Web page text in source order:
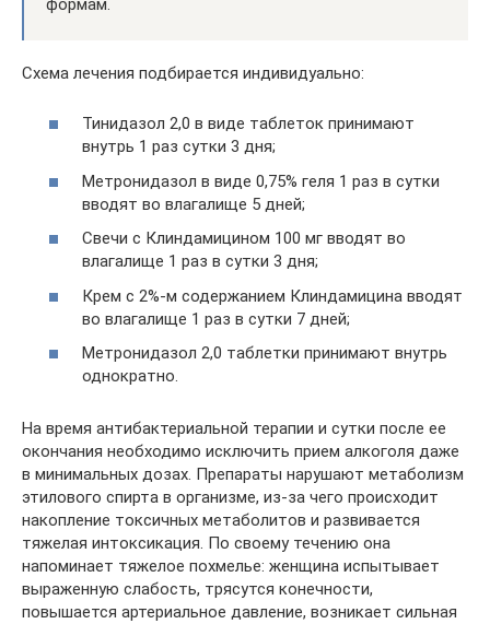
формам.
Схема лечения подбирается индивидуально:
Тинидазол 2,0 в виде таблеток принимают
внутрь 1 раз сутки 3 дня;
Метронидазол в виде 0,75% геля 1 раз в сутки
вводят во влагалище 5 дней;
Свечи с Клиндамицином 100 мг вводят во
влагалище 1 раз в сутки 3 дня;
Крем с 2%-м содержанием Клиндамицина вводят
во влагалище 1 раз в сутки 7 дней;
Метронидазол 2,0 таблетки принимают внутрь
однократно.
На время антибактериальной терапии и сутки после ее
окончания необходимо исключить прием алкоголя даже
в минимальных дозах. Препараты нарушают метаболизм
этилового спирта в организме, из-за чего происходит
накопление токсичных метаболитов и развивается
тяжелая интоксикация. По своему течению она
напоминает тяжелое похмелье: женщина испытывает
выраженную слабость, трясутся конечности,
повышается артериальное давление, возникает сильная